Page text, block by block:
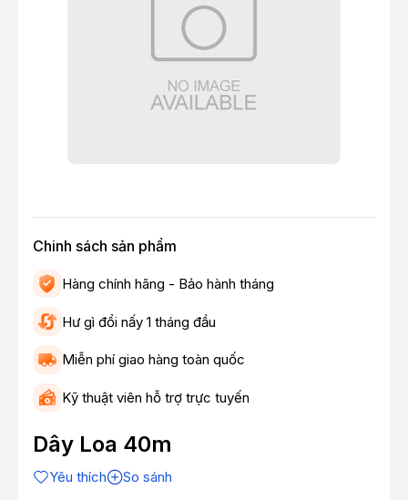
Chinh sách sản phẩm
Hàng chính hãng - Bảo hành tháng
Hư gì đổi nấy 1 tháng đầu
Miễn phí giao hàng toàn quốc
Kỹ thuật viên hỗ trợ trực tuyến
Dây Loa 40m
Yêu thích
So sánh